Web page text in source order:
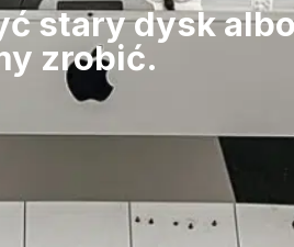
stary dysk
zrobić.